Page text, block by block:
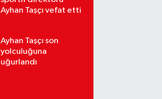
Ayhan Taşçı vefat etti
Ayhan Taşçı son
yolculuğuna
uğurlandı